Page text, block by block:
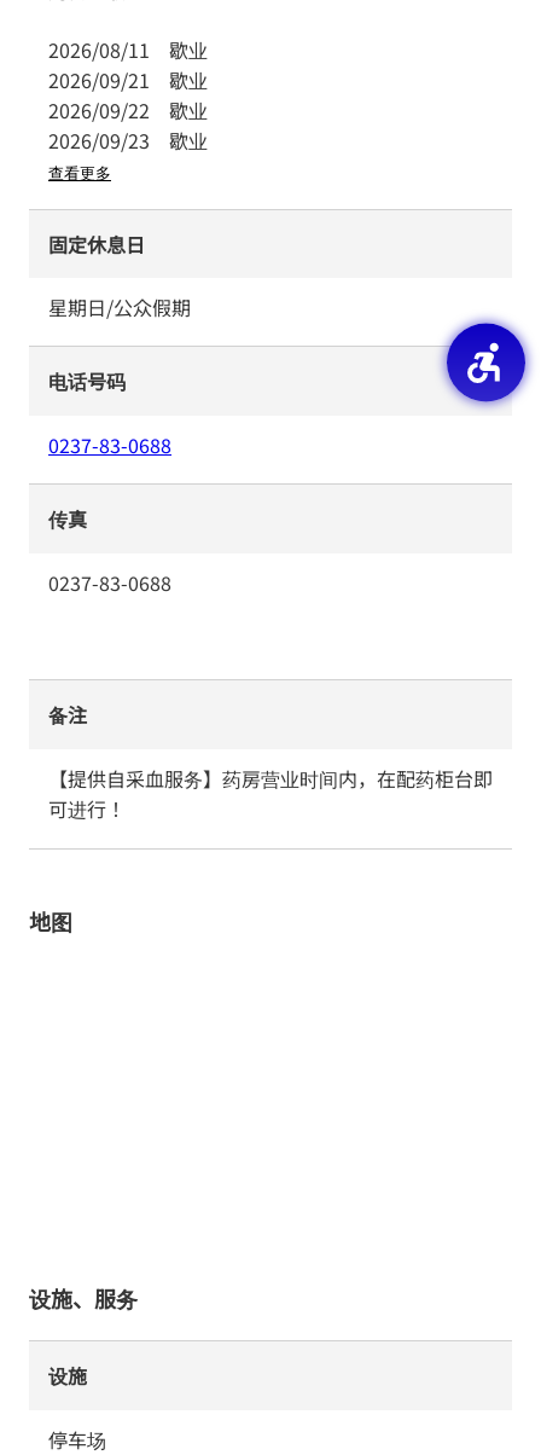
2026/08/11 歇业
2026/09/21 歇业
2026/09/22 歇业
2026/09/23 歇业
查看更多
固定休息日
星期日/公众假期
电话号码
0237-83-0688
传真
0237-83-0688
备注
【提供自采血服务】药房营业时间内，在配药柜台即
可进行！
地图
设施、服务
设施
停车场